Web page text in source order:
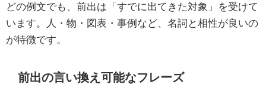
どの例文でも、前出は「すでに出てきた対象」を受けて
います。人・物・図表・事例など、名詞と相性が良いの
が特徴です。
前出の言い換え可能なフレーズ